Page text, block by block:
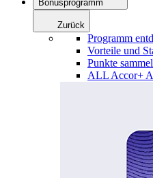
Bonusprogramm
Zurück
Programm
Vorteile und
Punkte
ALL Accor+